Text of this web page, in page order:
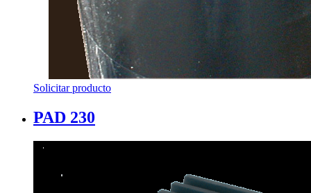
Solicitar producto
PAD 230